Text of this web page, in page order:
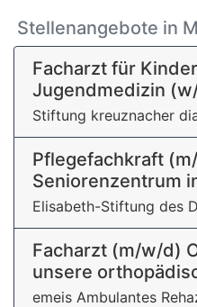
Stellenangebote in
Facharzt für
Jugendmedizin
Stiftung kreuznacher
Pflege­fachkraft
Seniorenzentrum
Elisabeth-Stiftung des
Facharzt (m/w/d)
unsere
emeis Ambulantes